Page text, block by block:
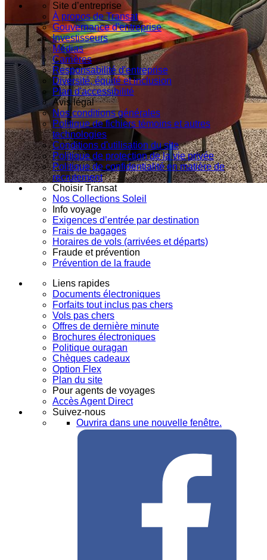
Site d’entreprise
À propos de Transat
Gouvernance d'entreprise
Investisseurs
Médias
Carrières
Responsabilité d'entreprise
Diversité, équité et inclusion
Plan d'accessibilité
Avis légal
Nos conditions générales
Politique de fichiers témoins et autres
technologies
Conditions d'utilisation du site
Politique de protection de la vie privée
Politique de confidentialité en matière de
recrutement
Choisir Transat
Nos Collections Soleil
Info voyage
Exigences d’entrée par destination
Frais de bagages
Horaires de vols (arrivées et départs)
Fraude et prévention
Prévention de la fraude
Liens rapides
Documents électroniques
Forfaits tout inclus pas chers
Vols pas chers
Offres de dernière minute
Brochures électroniques
Politique ouragan
Chèques cadeaux
Option Flex
Plan du site
Pour agents de voyages
Accès Agent Direct
Suivez-nous
Ouvrira dans une nouvelle fenêtre.